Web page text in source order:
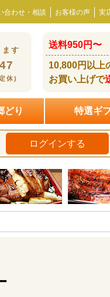
合わせ・相談 お客様の声 実
す
休)
送料950円〜
10,800円以上
お買い上げで
どり 特選ギ
ログインする